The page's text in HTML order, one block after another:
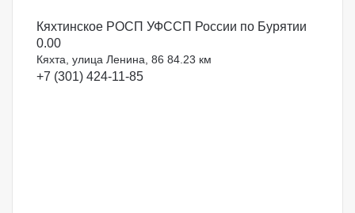
Кяхтинское РОСП УФССП России по Бурятии
0.00
Кяхта, улица Ленина, 86 84.23 км
+7 (301) 424-11-85